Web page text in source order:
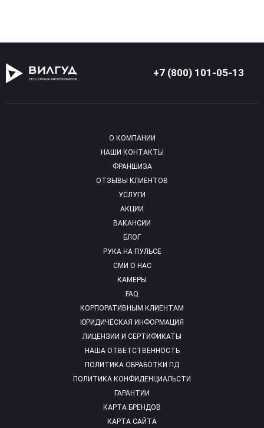
+7 (800) 101-05-13
О КОМПАНИИ
НАШИ КОНТАКТЫ
ФРАНШИЗА
ОТЗЫВЫ КЛИЕНТОВ
УСЛУГИ
АКЦИИ
ВАКАНСИИ
БЛОГ
РУКА НА ПУЛЬСЕ
СМИ О НАС
КАМЕРЫ
FAQ
КОРПОРАТИВНЫМ КЛИЕНТАМ
ЮРИДИЧЕСКАЯ ИНФОРМАЦИЯ
ЛИЦЕНЗИИ И СЕРТИФИКАТЫ
НАША ОТВЕТСТВЕННОСТЬ
ПОЛИТИКА ОБРАБОТКИ ПД
ПОЛИТИКА КОНФИДЕНЦИАЛЬСТИ
ГАРАНТИИ
КАРТА БРЕНДОВ
КАРТА САЙТА